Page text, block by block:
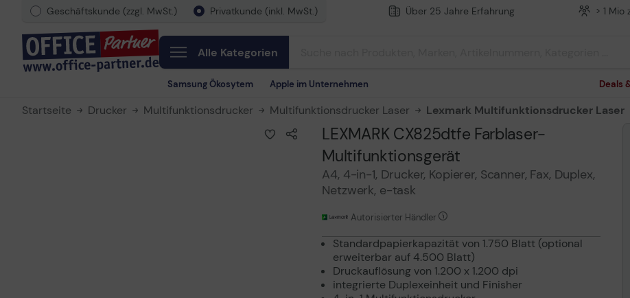
Geschäftskunde (zzgl. MwSt.) Privatkunde (inkl. MwSt.) Über 25 Jahre Erfahrung > 1
Alle Kategorien
Samsung Ökosytem Apple im Unternehmen Deals
Startseite Drucker Multifunktionsdrucker Multifunktionsdrucker Laser Lexmark Multifunktionsdrucker Laser
LEXMARK CX825dtfe Farblaser-
Multifunktionsgerät
A4, 4-in-1, Drucker, Kopierer, Scanner, Fax, Duplex,
Netzwerk, e-task
Autorisierter Händler
Standardpapierkapazität von 1.750 Blatt (optional
erweiterbar auf 4.500 Blatt)
Druckauflösung von 1.200 x 1.200 dpi
integrierte Duplexeinheit und Finisher